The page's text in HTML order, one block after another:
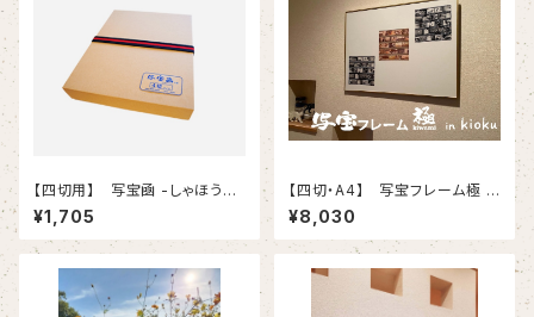
【四切用】 写宝凾 -しゃほうか
ん-
¥1,705
【四切・A4】 写宝フレーム極 (
kiwami) in kioku-（ 小/ ゴー
ルド ）
¥8,030